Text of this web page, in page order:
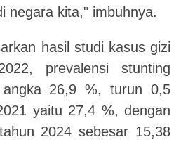
negara kita," imbuhnya.
hasil studi kasus gizi
prevalensi stunting
26,9 %, turun 0,5
yaitu 27,4 %, dengan
2024 sebesar 15,38